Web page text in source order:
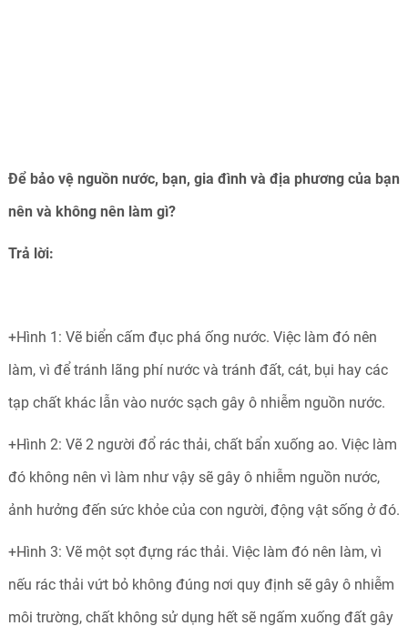
Để bảo vệ nguồn nước, bạn, gia đình và địa phương của bạn
nên và không nên làm gì?
Trả lời:
+Hình 1: Vẽ biển cấm đục phá ống nước. Việc làm đó nên
làm, vì để tránh lãng phí nước và tránh đất, cát, bụi hay các
tạp chất khác lẫn vào nước sạch gây ô nhiễm nguồn nước.
+Hình 2: Vẽ 2 người đổ rác thải, chất bẩn xuống ao. Việc làm
đó không nên vì làm như vậy sẽ gây ô nhiễm nguồn nước,
ảnh hưởng đến sức khỏe của con người, động vật sống ở đó.
+Hình 3: Vẽ một sọt đựng rác thải. Việc làm đó nên làm, vì
nếu rác thải vứt bỏ không đúng nơi quy định sẽ gây ô nhiễm
môi trường, chất không sử dụng hết sẽ ngấm xuống đất gây